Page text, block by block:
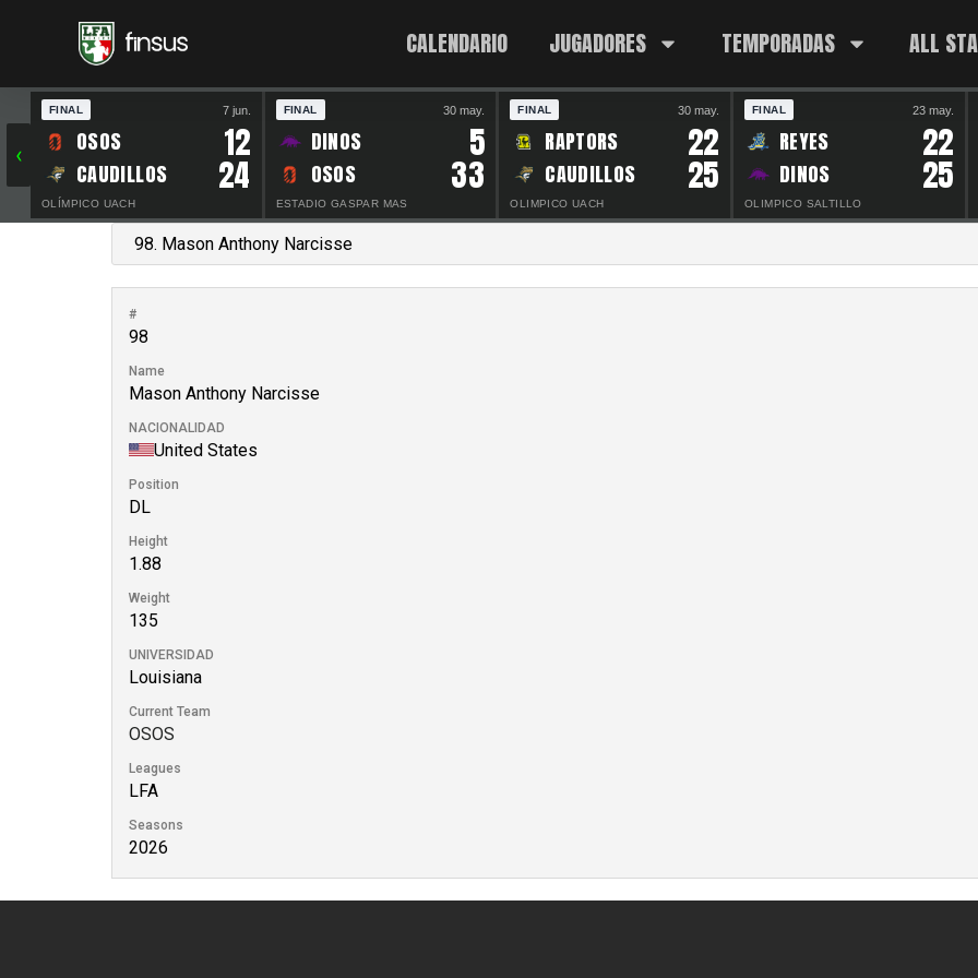
CALENDARIO JUGADORES TEMPORADAS ALL
‹
FINAL 7 jun.
OSOS 12
CAUDILLOS 24
OLÍMPICO UACH
FINAL 30 may.
DINOS 5
OSOS 33
ESTADIO GASPAR MAS
FINAL 30 may.
RAPTORS 22
CAUDILLOS 25
OLIMPICO UACH
FINAL 23 may.
REYES 22
DINOS 25
OLIMPICO SALTILLO
#
98
Name
Mason Anthony Narcisse
NACIONALIDAD
United States
Position
DL
Height
1.88
Weight
135
UNIVERSIDAD
Louisiana
Current Team
OSOS
Leagues
LFA
Seasons
2026